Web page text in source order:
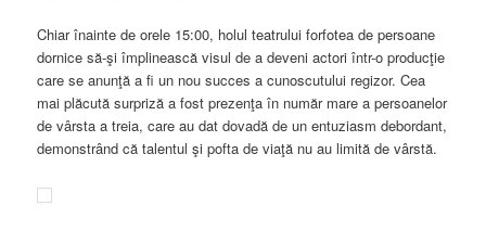
Chiar înainte de orele 15:00, holul teatrului forfotea de persoane
dornice să-şi împlinească visul de a deveni actori într-o producţie
care se anunţă a fi un nou succes a cunoscutului regizor. Cea
mai plăcută surpriză a fost prezenţa în număr mare a persoanelor
de vârsta a treia, care au dat dovadă de un entuziasm debordant,
demonstrând că talentul şi pofta de viaţă nu au limită de vârstă.